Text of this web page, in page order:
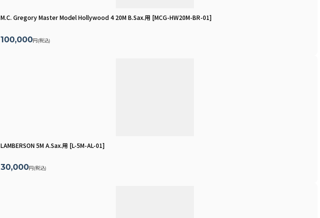
M.C. Gregory Master Model Hollywood 4 20M B.Sax.用 [MCG-HW20M-BR-01]
100,000円(税込)
LAMBERSON 5M A.Sax.用 [L-5M-AL-01]
30,000円 (税込)